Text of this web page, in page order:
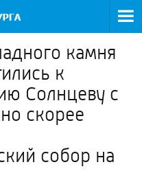
камня
к
Солнцеву с
скорее
собор на